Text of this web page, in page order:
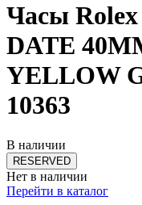
Часы
DATE
YELLOW
10363
В наличии
RESERVED
Нет в наличии
Перейти в каталог